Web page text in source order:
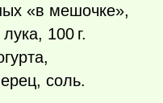
«в мешочке»,
100 г.
соль.